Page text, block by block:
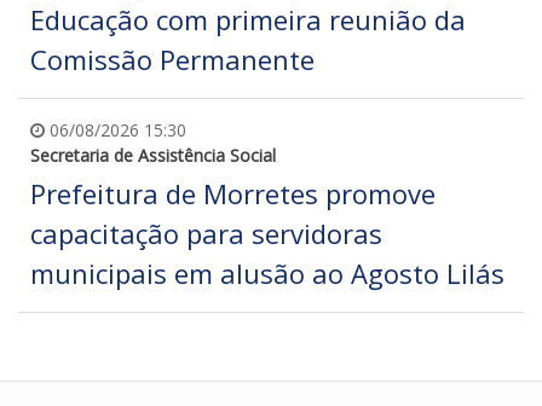
Educação com primeira reunião da
Comissão Permanente
06/08/2026 15:30
Secretaria de Assistência Social
Prefeitura de Morretes promove
capacitação para servidoras
municipais em alusão ao Agosto Lilás